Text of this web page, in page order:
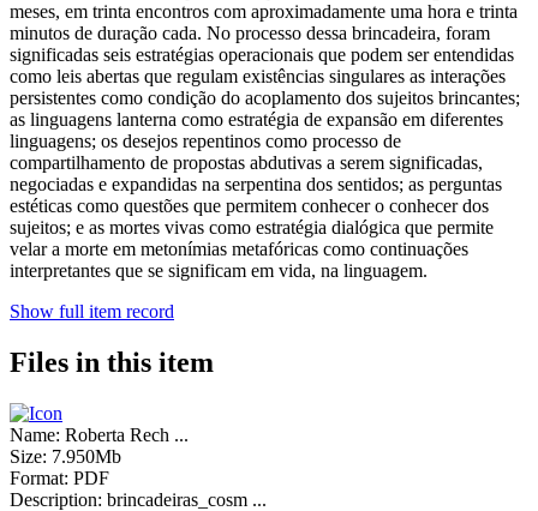
meses, em trinta encontros com aproximadamente uma hora e trinta
minutos de duração cada. No processo dessa brincadeira, foram
significadas seis estratégias operacionais que podem ser entendidas
como leis abertas que regulam existências singulares as interações
persistentes como condição do acoplamento dos sujeitos brincantes;
as linguagens lanterna como estratégia de expansão em diferentes
linguagens; os desejos repentinos como processo de
compartilhamento de propostas abdutivas a serem significadas,
negociadas e expandidas na serpentina dos sentidos; as perguntas
estéticas como questões que permitem conhecer o conhecer dos
sujeitos; e as mortes vivas como estratégia dialógica que permite
velar a morte em metonímias metafóricas como continuações
interpretantes que se significam em vida, na linguagem.
Show full item record
Files in this item
Name: Roberta Rech ...
Size: 7.950Mb
Format: PDF
Description: brincadeiras_cosm ...